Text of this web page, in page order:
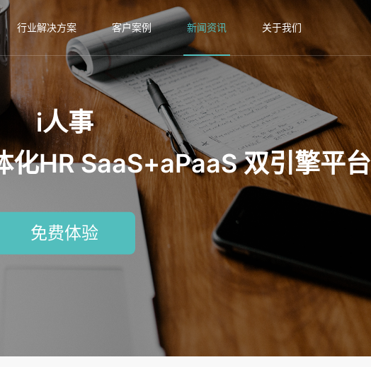
行业解决方案 客户案例 新闻资讯 关于我们
i人事
化HR SaaS+aPaaS 双引擎平台
免费体验